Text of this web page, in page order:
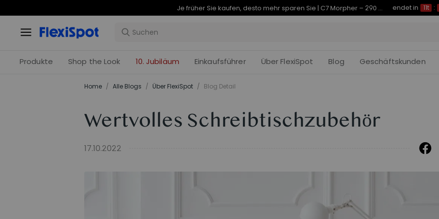
Early-Bird-Angebot für E7, C7, Belli und PortaGo
Produkte Shop the Look 10. Jubiläum Einkaufsführer Über FlexiSpot Blog Geschäftskunden
Home / Alle Blogs / Über FlexiSpot / Blog Detail
Wertvolles Schreibtischzubehör
17.10.2022